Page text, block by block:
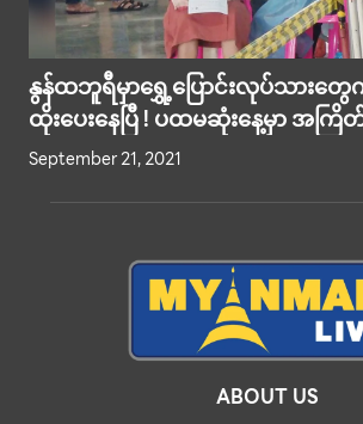
နွန်ထဘူရီမှာရွှေ့ပြောင်းလုပ်သား
ထိုးပေးနေပြီ ! ပထမဆုံးနေ့မှာ အ
ရောက်ထိုးနှံကြဟုသိရ !
September 21, 2021
ABOUT US